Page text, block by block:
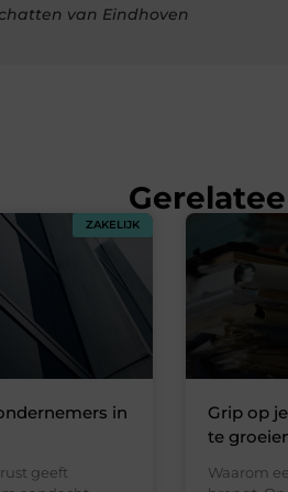
van Eindhoven
ZAKELIJK
in
geeft
Grip op
te
Waarom